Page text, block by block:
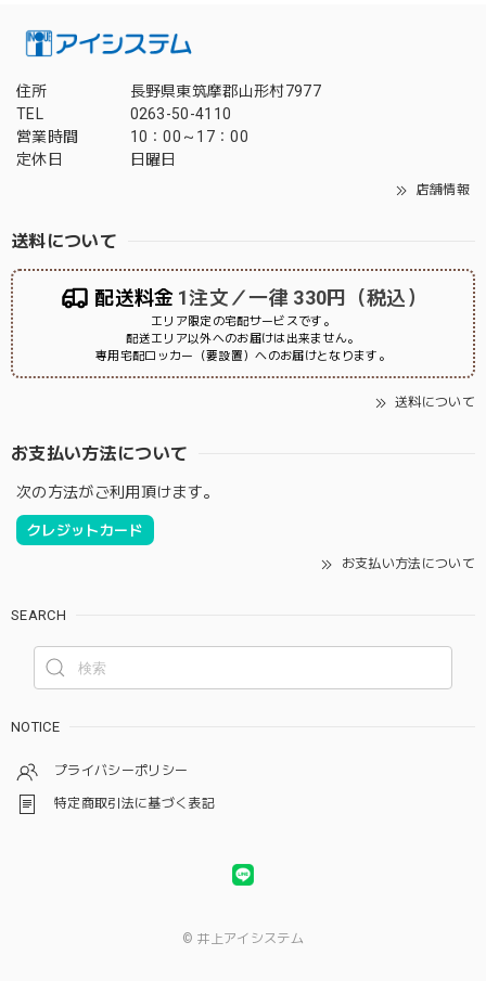
住所
長野県東筑摩郡山形村7977
TEL
0263-50-4110
営業時間
10：00～17：00
定休日
日曜日
店舗情報
送料について
配送料金 1注文／一律 330円（税込）
エリア限定の宅配サービスです。
配送エリア以外へのお届けは出来ません。
専用宅配ロッカー（要設置）へのお届けとなります。
送料について
お支払い方法について
次の方法がご利用頂けます。
クレジットカード
お支払い方法について
SEARCH
NOTICE
プライバシーポリシー
特定商取引法に基づく表記
© 井上アイシステム